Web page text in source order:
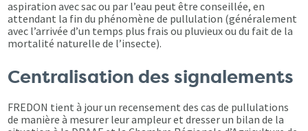
aspiration avec sac ou par l’eau peut être conseillée, en
attendant la fin du phénomène de pullulation (généralement
avec l’arrivée d’un temps plus frais ou pluvieux ou du fait de la
mortalité naturelle de l’insecte).
Centralisation des signalements
FREDON tient à jour un recensement des cas de pullulations
de manière à mesurer leur ampleur et dresser un bilan de la